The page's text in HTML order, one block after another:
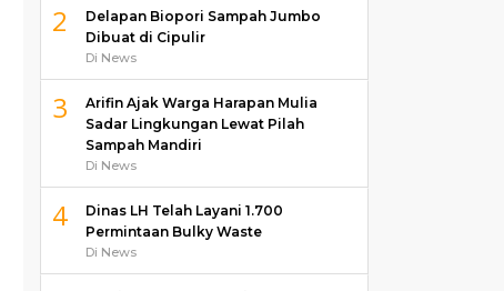
2
Delapan Biopori Sampah Jumbo
Dibuat di Cipulir
Di News
3
Arifin Ajak Warga Harapan Mulia
Sadar Lingkungan Lewat Pilah
Sampah Mandiri
Di News
4
Dinas LH Telah Layani 1.700
Permintaan Bulky Waste
Di News